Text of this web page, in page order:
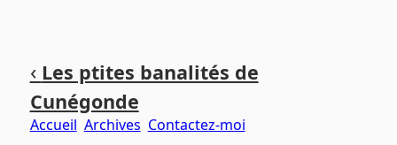
contenu
principal
menu
principal
‹ Les ptites banalités de
Cunégonde
Accueil Archives Contactez-moi